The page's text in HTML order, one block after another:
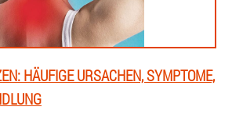
HÄUFIGE URSACHEN, SYMPTOME,